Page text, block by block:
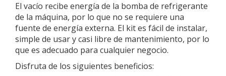
El vacío recibe energía de la bomba de refrigerante
de la máquina, por lo que no se requiere una
fuente de energía externa. El kit es fácil de instalar,
simple de usar y casi libre de mantenimiento, por lo
que es adecuado para cualquier negocio.
Disfruta de los siguientes beneficios: